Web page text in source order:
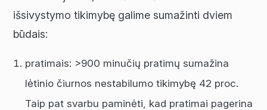
išsivystymo tikimybę galime sumažinti dviem
būdais:
pratimais: >900 minučių pratimų sumažina
lėtinio čiurnos nestabilumo tikimybę 42 proc.
Taip pat svarbu paminėti, kad pratimai pagerina